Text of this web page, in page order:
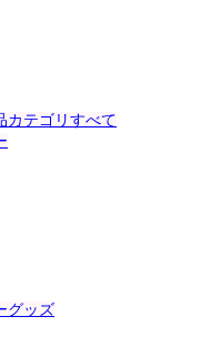
カテゴリすべて
グッズ